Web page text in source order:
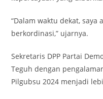
“Dalam waktu dekat,
berkordinasi,” ujarnya.
Sekretaris DPP Partai
Teguh dengan
Pilgubsu 2024 menjadi